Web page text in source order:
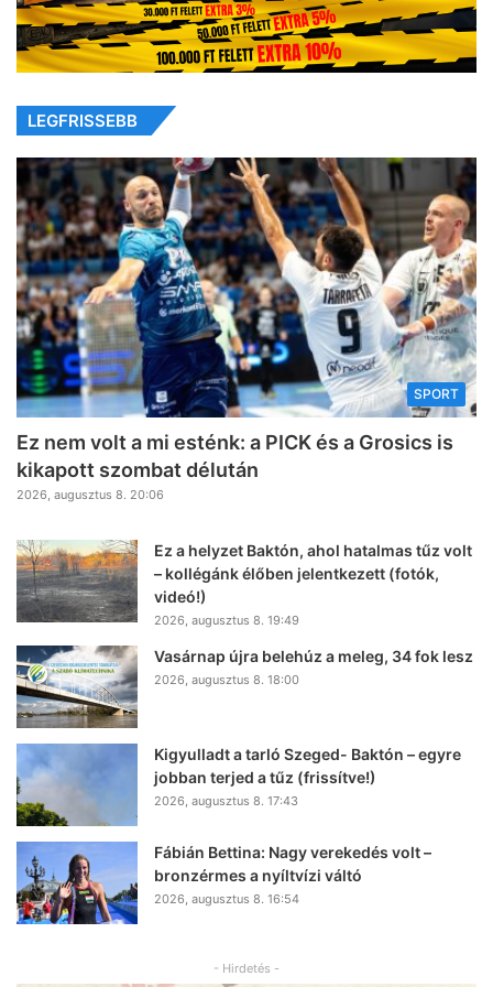
LEGFRISSEBB
SPORT
Ez nem volt a mi esténk: a PICK és a Grosics is
kikapott szombat délután
2026, augusztus 8. 20:06
Ez a helyzet Baktón, ahol hatalmas tűz volt
– kollégánk élőben jelentkezett (fotók,
videó!)
2026, augusztus 8. 19:49
Vasárnap újra belehúz a meleg, 34 fok lesz
2026, augusztus 8. 18:00
Kigyulladt a tarló Szeged- Baktón – egyre
jobban terjed a tűz (frissítve!)
2026, augusztus 8. 17:43
Fábián Bettina: Nagy verekedés volt –
bronzérmes a nyíltvízi váltó
2026, augusztus 8. 16:54
- Hirdetés -